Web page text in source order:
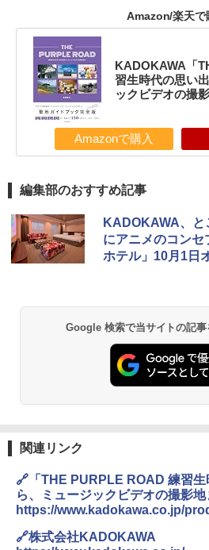
Amazon/楽天で
KADOKAWA「
習生時代の思い
ックビデオの撮
Amazonで購入
編集部のおすすめ記事
KADOKAWA、と
にアニメのコンセ
ホテル」10月1日
Google 検索で当サイトの記
関連リンク
🔗「THE PURPLE ROAD 練習
ら、ミュージックビデオの撮影地
https://www.kadokawa.co.jp/
🔗株式会社KADOKAWA